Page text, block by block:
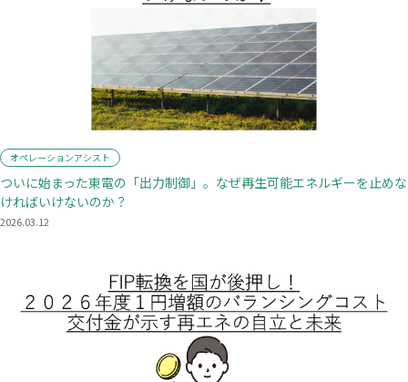
オペレーションアシスト
ついに始まった東電の「出力制御」。なぜ再生可能エネルギーを止めな
ければいけないのか？
2026.03.12